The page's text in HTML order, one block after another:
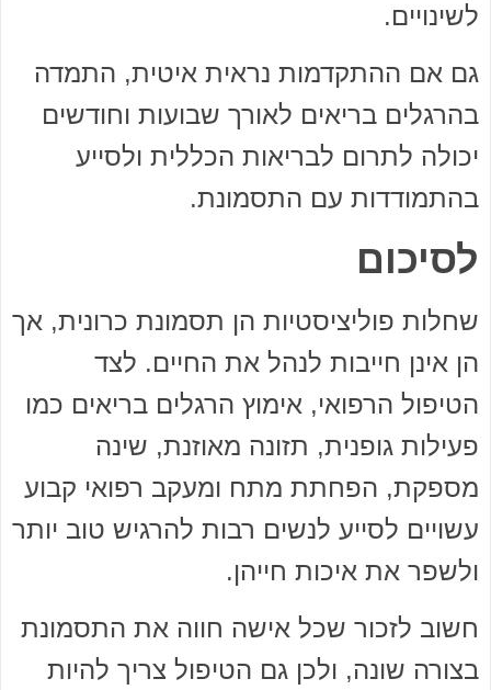
לשינויים.
גם אם ההתקדמות נראית איטית, התמדה
בהרגלים בריאים לאורך שבועות וחודשים
יכולה לתרום לבריאות הכללית ולסייע
בהתמודדות עם התסמונת.
לסיכום
שחלות פוליציסטיות הן תסמונת כרונית, אך
הן אינן חייבות לנהל את החיים. לצד
הטיפול הרפואי, אימוץ הרגלים בריאים כמו
פעילות גופנית, תזונה מאוזנת, שינה
מספקת, הפחתת מתח ומעקב רפואי קבוע
עשויים לסייע לנשים רבות להרגיש טוב יותר
ולשפר את איכות חייהן.
חשוב לזכור שכל אישה חווה את התסמונת
בצורה שונה, ולכן גם הטיפול צריך להיות